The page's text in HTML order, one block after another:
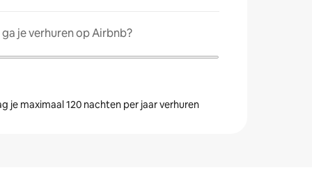
je verhuren op Airbnb?
je maximaal 120 nachten per jaar verhuren